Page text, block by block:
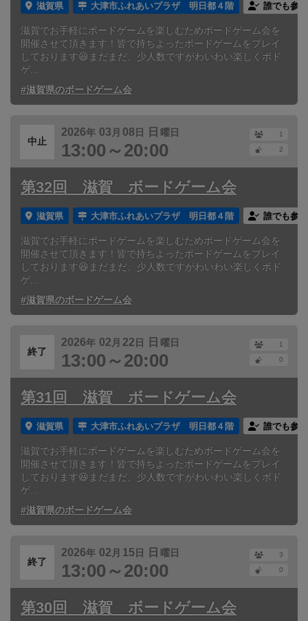
滋賀県 大津市ふれあいプラザ 明日都４階 誰でも参加
滋賀でお手軽にボードゲームを楽しむためボードゲーム会を
開催させて頂きます！皆で持ちよったボードゲームをプレイ
しております😆まだまだ、少人数ですがわいわい楽しくボド
ゲ...
#滋賀県のボードゲーム会
中止
2026年 03 月 08 日 日 曜日
13:00～20:00
1
2
第32回 滋賀 ボードゲーム会
滋賀県 大津市ふれあいプラザ 明日都４階 誰でも参加
滋賀でお手軽にボードゲームを楽しむためボードゲーム会を
開催させて頂きます！皆で持ちよったボードゲームをプレイ
しております😆まだまだ、少人数ですがわいわい楽しくボド
ゲ...
#滋賀県のボードゲーム会
終了
2026年 02 月 22 日 日 曜日
13:00～20:00
1
0
第31回 滋賀 ボードゲーム会
滋賀県 大津市ふれあいプラザ 明日都４階 誰でも参加
滋賀でお手軽にボードゲームを楽しむためボードゲーム会を
開催させて頂きます！皆で持ちよったボードゲームをプレイ
しております😆まだまだ、少人数ですがわいわい楽しくボド
ゲ...
#滋賀県のボードゲーム会
終了
2026年 02 月 15 日 日 曜日
13:00～20:00
3
0
第30回 滋賀 ボードゲーム会